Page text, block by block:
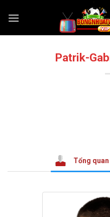
Patrik-
Tổng quan